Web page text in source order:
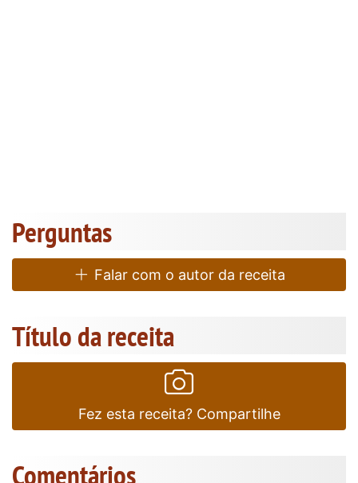
Perguntas
Falar com o autor da receita
Título da receita
Fez esta receita? Compartilhe
Comentários